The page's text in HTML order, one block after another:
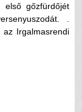
gőzfürdőjét
.
Irgalmasrendi